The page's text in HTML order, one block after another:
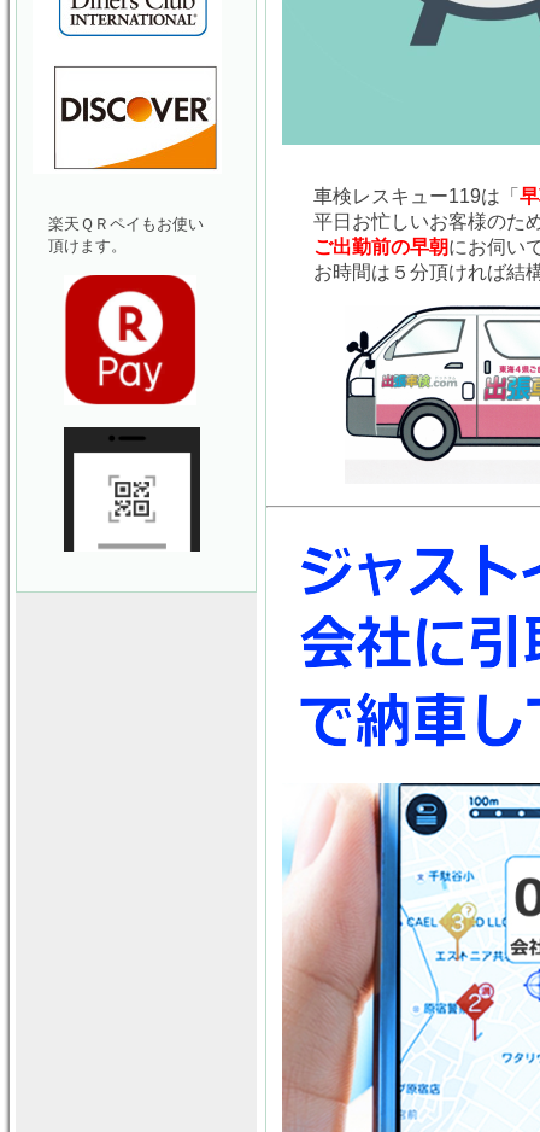
車検レスキュー119は「
平日お忙しいお客様のた
ご出勤前の早朝にお伺い
お時間は５分頂ければ結
楽天ＱＲペイもお使い
頂けます。